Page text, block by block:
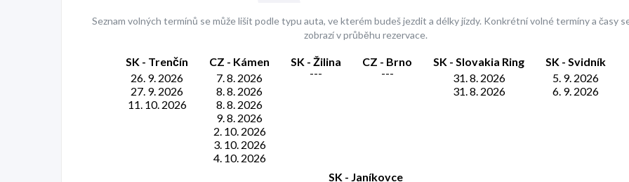
Seznam volných termínů se může lišit podle typu auta, ve kterém budeš jezdit a délky jízdy. Konkrétní volné termíny a časy
zobrazí v průběhu rezervace.
SK - Trenčín
26. 9. 2026
27. 9. 2026
11. 10. 2026
CZ - Kámen
7. 8. 2026
8. 8. 2026
8. 8. 2026
9. 8. 2026
2. 10. 2026
3. 10. 2026
4. 10. 2026
SK - Žilina
---
CZ - Brno
---
SK - Slovakia Ring
31. 8. 2026
31. 8. 2026
SK - Svidník
5. 9. 2026
6. 9. 2026
SK - Janíkovce